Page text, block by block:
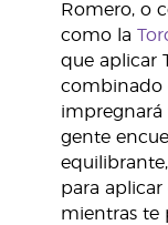
Romero, o
como la
que aplicar
combinado
impregnará
gente
para
mientras te